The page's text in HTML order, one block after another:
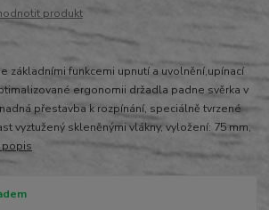
produkt
základními funkcemi upnutí a uvolnění,upínací
ergonomii držadla padne svěrka v
přestavba k rozpínání, speciálně tvrzené
vyztužený skleněnými vlákny, vyložení: 75 mm,
popis